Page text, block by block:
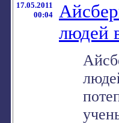
17.05.2011
00:04
людей